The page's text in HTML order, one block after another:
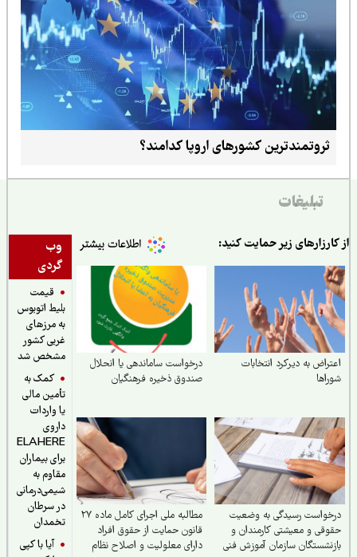
ثروتمندترین کشورهای اروپا کدامند؟
تبلیغات
وب
گردی
قیمت
بلیط اتوبوس
به مرزهای
غربی کشور
مشخص شد
کمک به
تأمین مالی
یا واردات
داروی
ELAHERE
برای بیماران
مقاوم به
شیمی‌درمانی
در سرطان
تخمدان
آیا با کپی
زیر حمایت کنید:
به دیرکرد انتخابات
درخواست ساماندهی یا انحلال
صندوق ذخیره فرهنگیان
رسیدگی به وضعیت
و معیشتی کارمندان و
سازمان آموزش فنی
مطالبه ملی اجرای کامل ماده ۲۷
قانون حمایت از حقوق افراد
دارای معلولیت و اصلاح نظام